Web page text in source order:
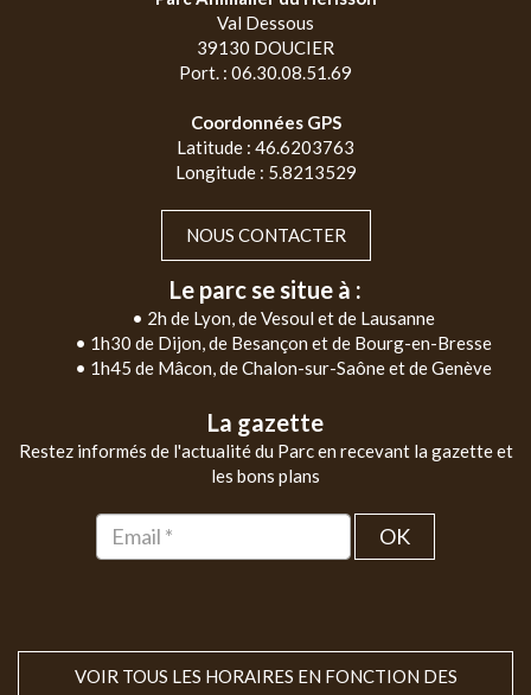
Val Dessous
39130 DOUCIER
Port. : 06.30.08.51.69
Coordonnées GPS
Latitude : 46.6203763
Longitude : 5.8213529
NOUS CONTACTER
Le parc se situe à :
• 2h de Lyon, de Vesoul et de Lausanne
• 1h30 de Dijon, de Besançon et de Bourg-en-Bresse
• 1h45 de Mâcon, de Chalon-sur-Saône et de Genève
La gazette
Restez informés de l'actualité du Parc en recevant la gazette et
les bons plans
OK
VOIR TOUS LES HORAIRES EN FONCTION DES